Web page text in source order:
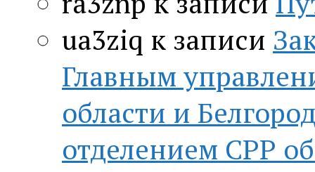
ua3ziq к записи
Главным
области и
отделением СРР